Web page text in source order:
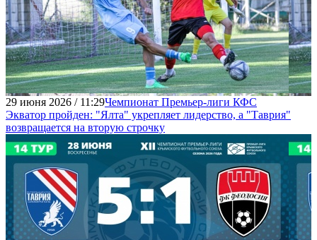
29 июня 2026 / 11:29Чемпионат Премьер-лиги КФС
Экватор пройден: "Ялта" укрепляет лидерство, а "Таврия"
возвращается на вторую строчку